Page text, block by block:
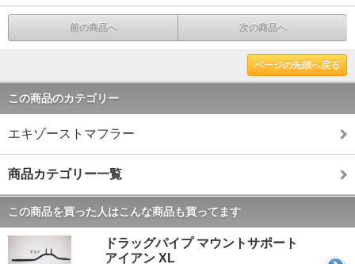
前の商品へ 次の商品へ
ページの先頭へ戻る
この商品のカテゴリー
エキゾーストマフラー
商品カテゴリー一覧
この商品を買った人はこんな商品も買ってます
ドラッグパイプ マウントサポート
アイアン XL